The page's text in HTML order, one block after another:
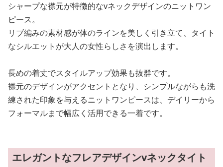
シャープな襟元が特徴的なvネックデザインのニットワン
ピース。
リブ編みの素材感が体のラインを美しく引き立て、タイト
なシルエットが大人の女性らしさを演出します。
長めの着丈でスタイルアップ効果も抜群です。
襟元のデザインがアクセントとなり、シンプルながらも洗
練された印象を与えるニットワンピースは、デイリーから
フォーマルまで幅広く活用できる一着です。
エレガントなフレアデザインvネックタイト